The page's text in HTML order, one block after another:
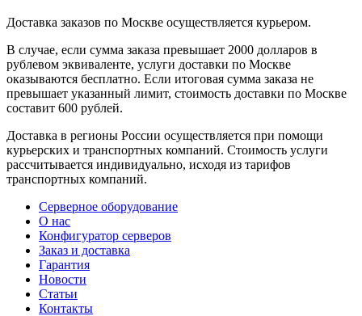
Доставка заказов по Москве осуществляется курьером.
В случае, если сумма заказа превышает 2000 долларов в
рублевом эквиваленте, услуги доставки по Москве
оказываются бесплатно. Если итоговая сумма заказа не
превышает указанный лимит, стоимость доставки по Москве
составит 600 рублей.
Доставка в регионы России осуществляется при помощи
курьерских и транспортных компаний. Стоимость услуги
рассчитывается индивидуально, исходя из тарифов
транспортных компаний.
Серверное оборудование
О нас
Конфигуратор серверов
Заказ и доставка
Гарантия
Новости
Статьи
Контакты